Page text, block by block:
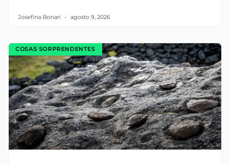
Josefina Bonari agosto 9, 2026
COSAS SORPRENDENTES